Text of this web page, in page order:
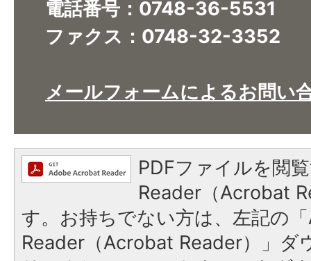
電話番号：0748-36-5531
ファクス：0748-32-3352
メールフォームによるお問い
PDFファイルを閲
Reader（Acrobat
す。お持ちでない方は、左記の
Reader（Acrobat Reader）」ダ